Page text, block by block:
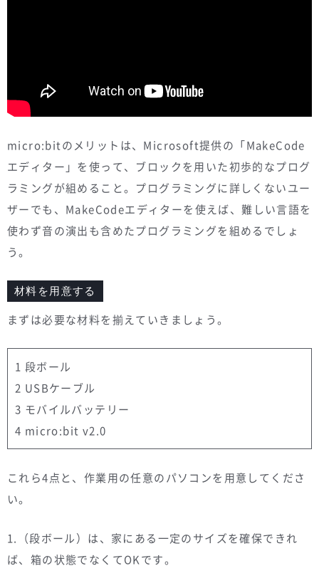
micro:bitのメリットは、Microsoft提供の「MakeCode
エディター」を使って、ブロックを用いた初歩的なプログ
ラミングが組めること。プログラミングに詳しくないユー
ザーでも、MakeCodeエディターを使えば、難しい言語を
使わず音の演出も含めたプログラミングを組めるでしょ
う。
材料を用意する
まずは必要な材料を揃えていきましょう。
1 段ボール
2 USBケーブル
3 モバイルバッテリー
4 micro:bit v2.0
これら4点と、作業用の任意のパソコンを用意してくださ
い。
1.（段ボール）は、家にある一定のサイズを確保できれ
ば、箱の状態でなくてOKです。